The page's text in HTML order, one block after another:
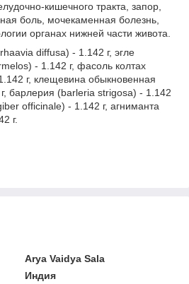
кишечного тракта, запор,
боль, мочекаменная болезнь,
органах нижней части живота.
diffusa) - 1.142 г, эгле
- 1.142 г, фасоль колтах
г, клещевина обыкновенная
барлерия (barleria strigosa) - 1.142
officinale) - 1.142 г, агниманта
г.
Arya Vaidya Sala
Индия